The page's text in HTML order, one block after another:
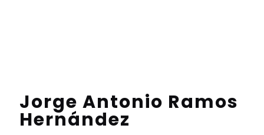
Jorge Antonio Ramos
Hernández